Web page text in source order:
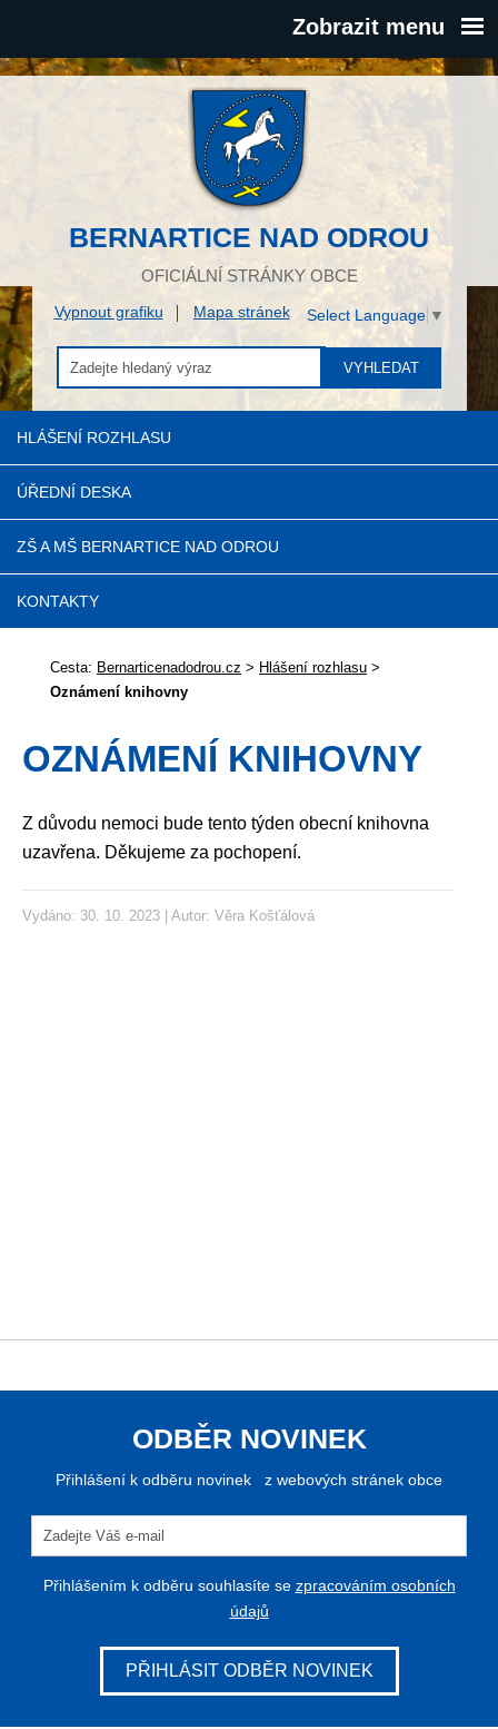
Zobrazit menu
BERNARTICE NAD ODROU
OFICIÁLNÍ STRÁNKY OBCE
Vypnout grafiku Mapa stránek Select Language ▼
VYHLEDAT
HLÁŠENÍ ROZHLASU
ÚŘEDNÍ DESKA
ZŠ A MŠ BERNARTICE NAD ODROU
KONTAKTY
Cesta: Bernarticenadodrou.cz > Hlášení rozhlasu >
Oznámení knihovny
OZNÁMENÍ KNIHOVNY
Z důvodu nemoci bude tento týden obecní knihovna
uzavřena. Děkujeme za pochopení.
Vydáno: 30. 10. 2023 | Autor: Věra Košťálová
ODBĚR NOVINEK
Přihlášení k odběru novinek z webových stránek obce
Přihlášením k odběru souhlasíte se zpracováním osobních
údajů
PŘIHLÁSIT ODBĚR NOVINEK